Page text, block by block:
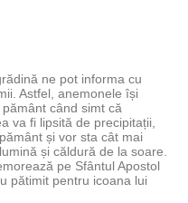
ne pot informa cu
Astfel, anemonele își
când simt că
va fi lipsită de precipitații,
și vor sta cât mai
și căldură de la soare.
pe Sfântul Apostol
pătimit pentru icoana lui